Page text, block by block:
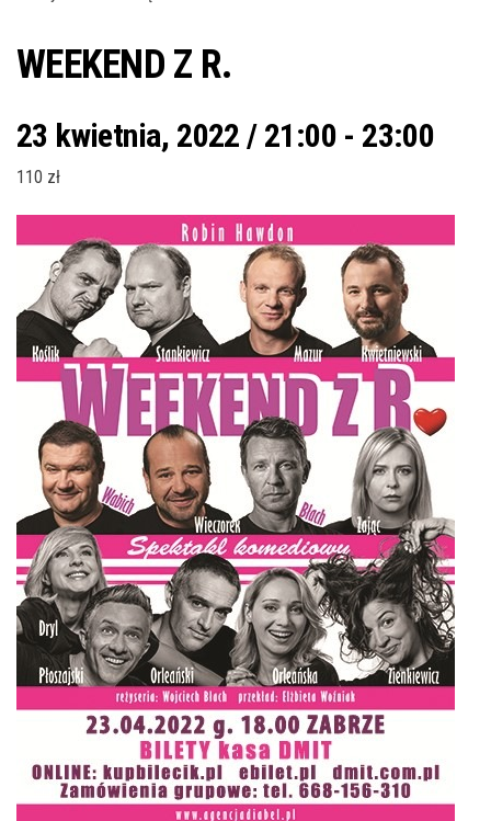
WEEKEND Z R.
23 kwietnia, 2022 / 21:00 - 23:00
110 zł